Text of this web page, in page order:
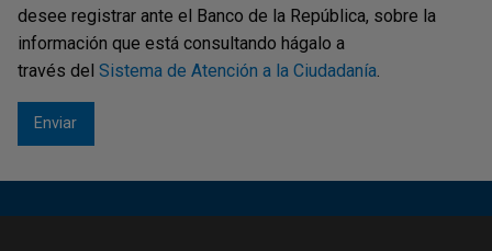
desee registrar ante el Banco de la República, sobre la
información que está consultando hágalo a
través del Sistema de Atención a la Ciudadanía.